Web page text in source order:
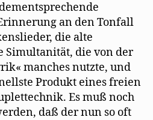
an den Tonfall
die alte
Simultanität, die von der
manches nutzte, und
Produkt eines freien
Es muß noch
daß der nun so oft